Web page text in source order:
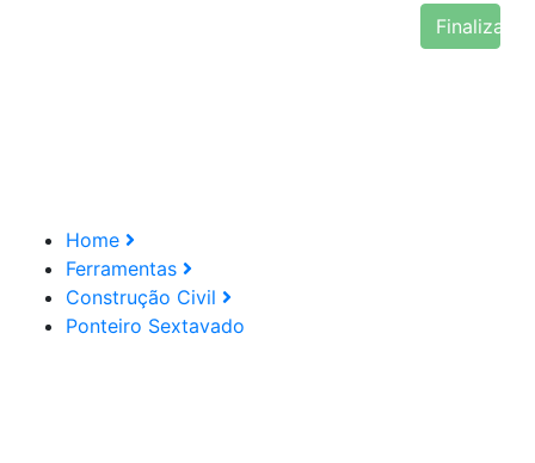
Finalizar
Home
Ferramentas
Construção Civil
Ponteiro Sextavado